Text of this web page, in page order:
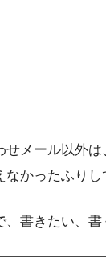
せメール以外
なかったふり
書きたい、書